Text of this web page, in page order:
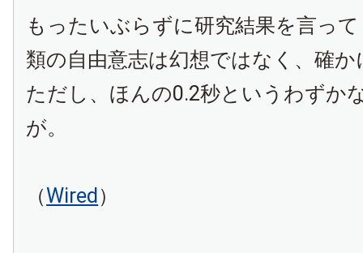
もったいぶらずに研究結果を言っ
類の自由意志は幻想ではなく、確
ただし、ほんの0.2秒というわずか
が。
（Wired ）